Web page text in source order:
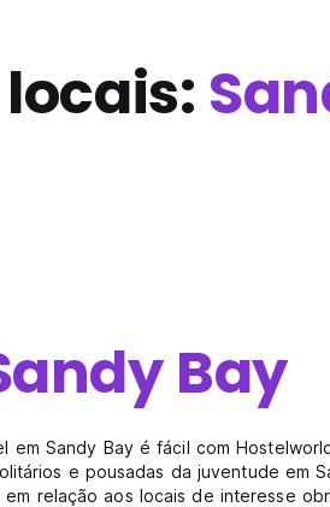
Bay
em Sandy Bay é fácil com
e pousadas da juventude em
em relação aos locais de interesse